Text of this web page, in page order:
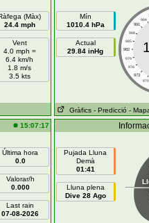
(Màx)
24.4 mph
Vent
4.0 mph =
6.4 km/h
1.8 m/s
3.5 kts
Mín
1010.4 hPa
Actual
29.84 inHg
994
991
988
985
982
979
976
973
970
Gràfics - Predicció -
15:07:17
Última hora
0.0
Valorar/h
0.000
Last rain
07-08-2026
Pujada Lluna
Demà
01:41
Lluna plena
Dive 28 Ago